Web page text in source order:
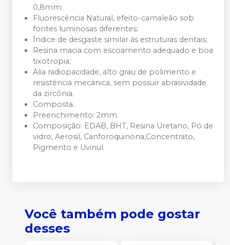
0,8mm;
Fluorescência Natural, efeito-camaleão sob
fontes luminosas diferentes;
Índice de desgaste similar às estruturas dentais;
Resina macia com escoamento adequado e boa
tixotropia;
Alia radiopacidade, alto grau de polimento e
resistência mecânica, sem possuir abrasividade
da zircônia.
Composta.
Preenchimento: 2mm.
Composição: EDAB, BHT, Resina Uretano, Pó de
vidro, Aerosil, Canforoquinona,Concentrato,
Pigmento e Uvinul.
Você também pode gostar
desses